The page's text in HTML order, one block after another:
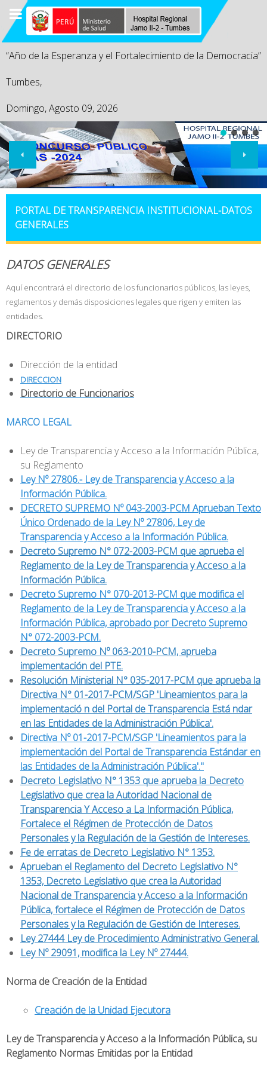
“Año de la Esperanza y el Fortalecimiento de la Democracia”
Tumbes,
Domingo, Agosto 09, 2026
PORTAL DE TRANSPARENCIA INSTITUCIONAL-DATOS
GENERALES
DATOS GENERALES
Aquí encontrará el directorio de los funcionarios públicos, las leyes,
reglamentos y demás disposiciones legales que rigen y emiten las
entidades.
DIRECTORIO
Dirección de la entidad
DIRECCION
Directorio de Funcionarios
MARCO LEGAL
Ley de Transparencia y Acceso a la Información Pública,
su Reglamento
Ley Nº 27806.- Ley de Transparencia y Acceso a la
Información Pública.
DECRETO SUPREMO Nº 043-2003-PCM Aprueban Texto
Único Ordenado de la Ley Nº 27806, Ley de
Transparencia y Acceso a la Información Pública.
Decreto Supremo N° 072-2003-PCM que aprueba el
Reglamento de la Ley de Transparencia y Acceso a la
Información Pública.
Decreto Supremo N° 070-2013-PCM que modifica el
Reglamento de la Ley de Transparencia y Acceso a la
Información Pública, aprobado por Decreto Supremo
N° 072-2003-PCM.
Decreto Supremo Nº 063-2010-PCM, aprueba
implementación del PTE.
Resolución Ministerial N° 035-2017-PCM que aprueba la
Directiva N° 01-2017-PCM/SGP 'Lineamientos para la
implementació n del Portal de Transparencia Está ndar
en las Entidades de la Administración Pública'.
Directiva Nº 01-2017-PCM/SGP 'Lineamientos para la
implementación del Portal de Transparencia Estándar en
las Entidades de la Administración Pública'."
Decreto Legislativo N° 1353 que aprueba la Decreto
Legislativo que crea la Autoridad Nacional de
Transparencia Y Acceso a La Información Pública,
Fortalece el Régimen de Protección de Datos
Personales y la Regulación de la Gestión de Intereses.
Fe de erratas de Decreto Legislativo N° 1353.
Aprueban el Reglamento del Decreto Legislativo N°
1353, Decreto Legislativo que crea la Autoridad
Nacional de Transparencia y Acceso a la Información
Pública, fortalece el Régimen de Protección de Datos
Personales y la Regulación de Gestión de Intereses.
Ley 27444 Ley de Procedimiento Administrativo General.
Ley Nº 29091, modifica la Ley Nº 27444.
Norma de Creación de la Entidad
Creación de la Unidad Ejecutora
Ley de Transparencia y Acceso a la Información Pública, su
Reglamento Normas Emitidas por la Entidad